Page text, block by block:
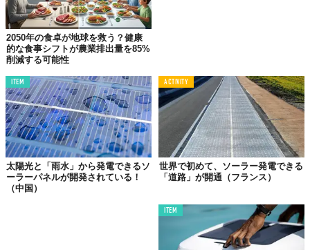
専用のアプリを使えば、すぐに発電量を確認できます。また、付
属のリモコンでブラインドの自動調整モードを解除すれば、自分
の好きな角度にも。
あらかじめ設定しておくことで、朝起きる時間に光が入るように
したり、夜寝る時間には完全に遮光したりといった、細かい調節
もできます。
2050年の食卓が地球を救う？健康
的な食事シフトが農業排出量を85%
削減する可能性
ITEM
太陽光と「雨水」から発電できるソ
ーラーパネルが開発されている！
（中国）
ACTIVITY
世界で初めて、ソーラー発電できる
「道路」が開通（フランス）
ITEM